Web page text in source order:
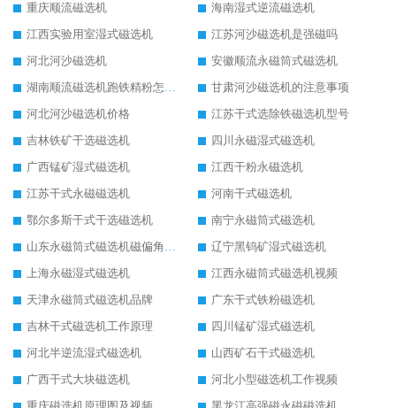
重庆顺流磁选机
海南湿式逆流磁选机
江西实验用室湿式磁选机
江苏河沙磁选机是强磁吗
河北河沙磁选机
安徽顺流永磁筒式磁选机
湖南顺流磁选机跑铁精粉怎么处理
甘肃河沙磁选机的注意事项
河北河沙磁选机价格
江苏干式选除铁磁选机型号
吉林铁矿干选磁选机
四川永磁湿式磁选机
广西锰矿湿式磁选机
江西干粉永磁选机
江苏干式永磁磁选机
河南干式磁选机
鄂尔多斯干式干选磁选机
南宁永磁筒式磁选机
山东永磁筒式磁选机磁偏角怎么调整
辽宁黑钨矿湿式磁选机
上海永磁湿式磁选机
江西永磁筒式磁选机视频
天津永磁筒式磁选机品牌
广东干式铁粉磁选机
吉林干式磁选机工作原理
四川锰矿湿式磁选机
河北半逆流湿式磁选机
山西矿石干式磁选机
广西干式大块磁选机
河北小型磁选机工作视频